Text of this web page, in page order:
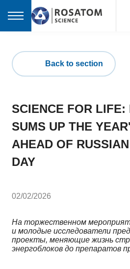
Back to section
SCIENCE FOR LIFE:
SUMS UP THE
AHEAD OF
DAY
02/02/2026
На торжественном
и молодые исследователи
проекты, меняющие жизнь
энергоблоков до препаратов